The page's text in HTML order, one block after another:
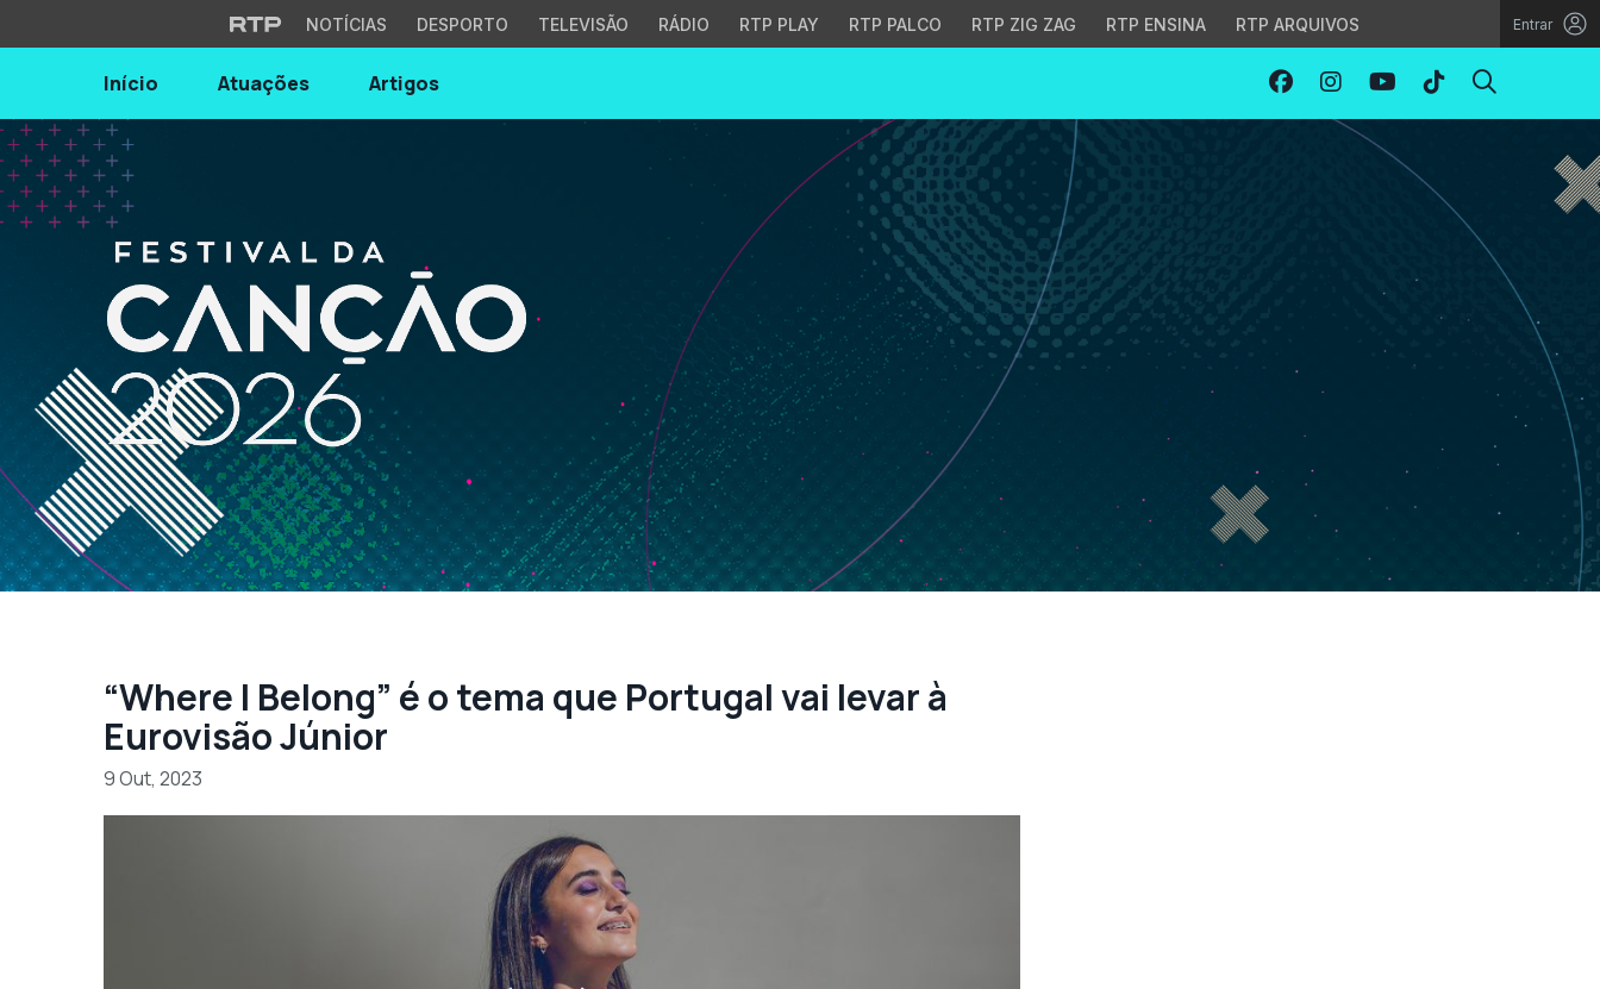
NOTÍCIAS DESPORTO TELEVISÃO RÁDIO RTP PLAY RTP PALCO RTP ZIG ZAG RTP ENSINA RTP ARQUIVOS Entrar
Início Atuações Artigos
“Where I Belong” é o tema que Portugal vai levar à
Eurovisão Júnior
9 Out, 2023